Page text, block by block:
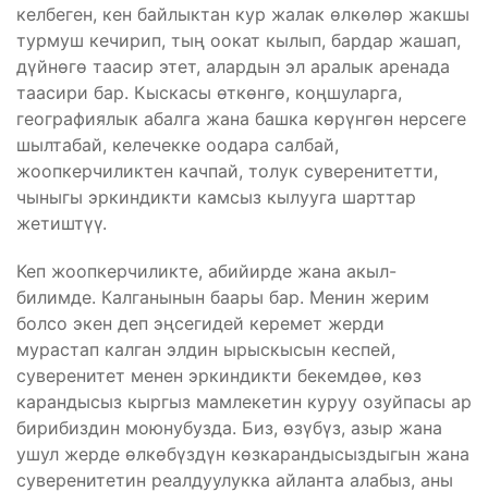
келбеген, кен байлыктан кур жалак өлкөлөр жакшы
турмуш кечирип, тың оокат кылып, бардар жашап,
дүйнөгө таасир этет, алардын эл аралык аренада
таасири бар. Кыскасы өткөнгө, коңшуларга,
географиялык абалга жана башка көрүнгөн нерсеге
шылтабай, келечекке оодара салбай,
жоопкерчиликтен качпай, толук суверенитетти,
чыныгы эркиндикти камсыз кылууга шарттар
жетиштүү.
Кеп жоопкерчиликте, абийирде жана акыл-
билимде. Калганынын баары бар. Менин жерим
болсо экен деп эңсегидей керемет жерди
мурастап калган элдин ырыскысын кеспей,
суверенитет менен эркиндикти бекемдөө, көз
карандысыз кыргыз мамлекетин куруу озуйпасы ар
бирибиздин моюнубузда. Биз, өзүбүз, азыр жана
ушул жерде өлкөбүздүн көзкарандысыздыгын жана
суверенитетин реалдуулукка айланта алабыз, аны